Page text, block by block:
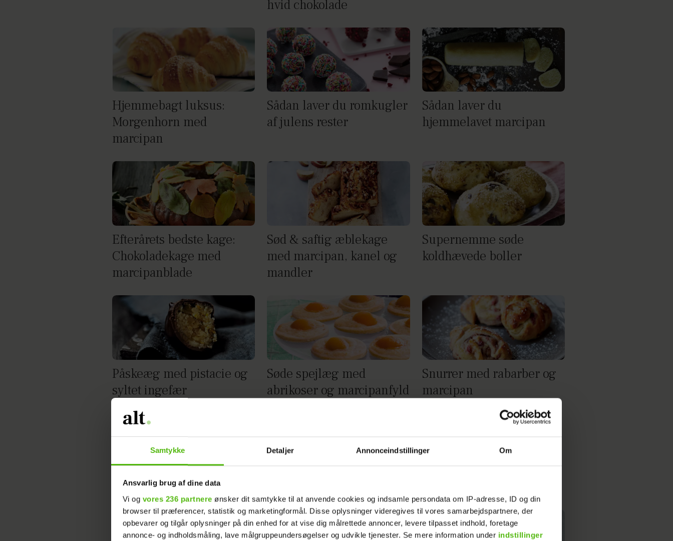
Samtykke Detaljer Annonceindstillinger Om
Ansvarlig brug af dine data
Vi og vores 236 partnere ønsker dit samtykke til at anvende cookies og indsamle persondata om IP-adresse, ID og din
browser til præferencer, statistik og marketingformål. Disse oplysninger videregives til vores samarbejdspartnere, der
opbevarer og tilgår oplysninger på din enhed for at vise dig målrettede annoncer, levere tilpasset indhold, foretage
annonce- og indholdsmåling, lave målgruppeundersøgelser og udvikle tjenester. Se mere information under indstillinger
hvid chokolade
Hjemmebagt luksus:
Morgenhorn med
marcipan
Sådan laver du romkugler
af julens rester
Sådan laver du
hjemmelavet marcipan
Efterårets bedste kage:
Chokoladekage med
marcipanblade
Sød & saftig æblekage
med marcipan, kanel og
mandler
Supernemme søde
koldhævede boller
Påskeæg med pistacie og
syltet ingefær
Søde spejlæg med
abrikoser og marcipanfyld
Snurrer med rabarber og
marcipan